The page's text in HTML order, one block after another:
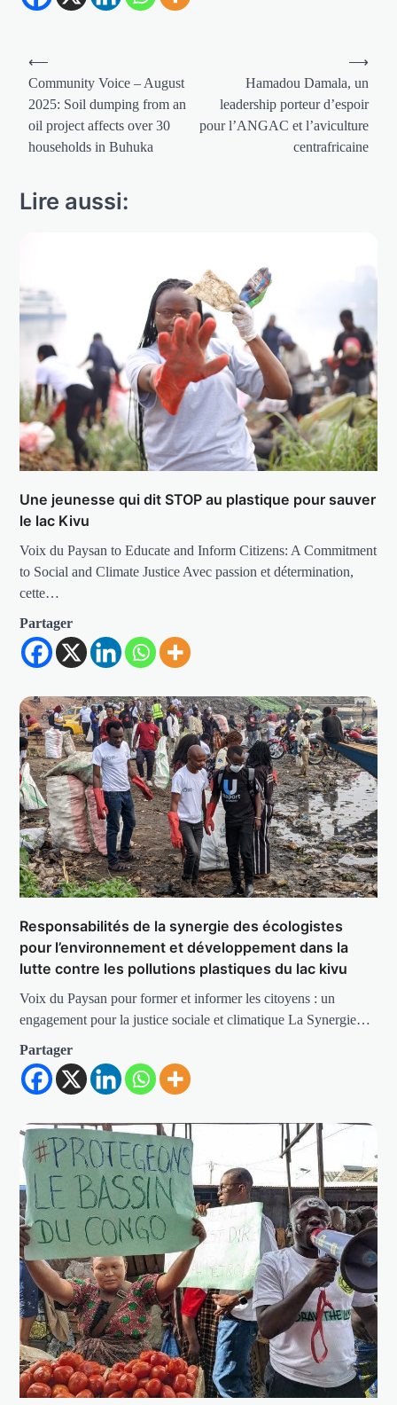
Navigation
de
l’article
⟵
Community Voice – August
2025: Soil dumping from an
oil project affects over 30
households in Buhuka
Hamadou Damala, un
leadership porteur d’espoir
pour l’ANGAC et l’aviculture
centrafricaine
⟶
Lire aussi:
Une jeunesse qui dit STOP au plastique pour sauver
le lac Kivu
Voix du Paysan to Educate and Inform Citizens: A Commitment
to Social and Climate Justice Avec passion et détermination,
cette…
Partager
Responsabilités de la synergie des écologistes
pour l’environnement et développement dans la
lutte contre les pollutions plastiques du lac kivu
Voix du Paysan pour former et informer les citoyens : un
engagement pour la justice sociale et climatique La Synergie…
Partager